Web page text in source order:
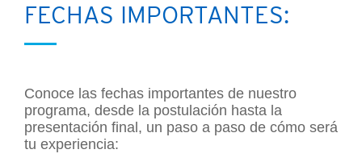
iFECHAS IMPORTANTES:
Conoce las fechas importantes de nuestro
programa, desde la postulación hasta la
presentación final, un paso a paso de cómo será
tu experiencia: